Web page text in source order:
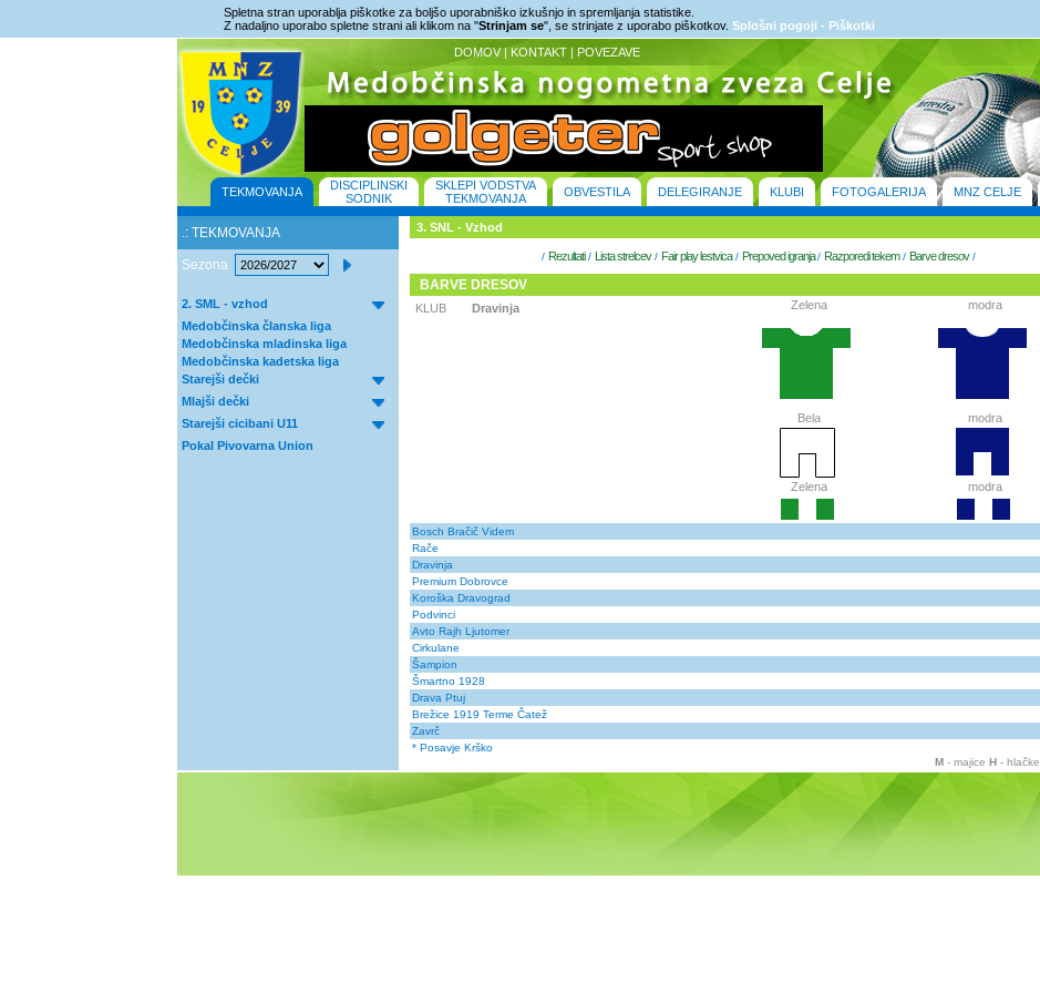
Spletna stran uporablja piškotke za boljšo uporabniško izkušnjo in spremljanja statistike.
Z nadaljno uporabo spletne strani ali klikom na "Strinjam se", se strinjate z uporabo piškotkov. Splošni pogoji - Piškotki
DOMOV | KONTAKT | POVEZAVE
TEKMOVANJA
DISCIPLINSKI
SODNIK
SKLEPI VODSTVA
TEKMOVANJA
OBVESTILA DELEGIRANJE KLUBI FOTOGALERIJA MNZ CELJE
.: TEKMOVANJA
Sezona
2. SML - vzhod
Medobčinska članska liga
Medobčinska mladinska liga
Medobčinska kadetska liga
Starejši dečki
Mlajši dečki
Starejši cicibani U11
Pokal Pivovarna Union
3. SNL - Vzhod
/ Rezultati/ Lista strelcev/ Fair play lestvica/ Prepoved igranja/ Razporedi tekem/ Barve dresov/
BARVE DRESOV
KLUB Dravinja Zelena
Bela
Zelena
modra
modra
modra
Bosch Bračič Videm
Rače
Dravinja
Premium Dobrovce
Koroška Dravograd
Podvinci
Avto Rajh Ljutomer
Cirkulane
Šampion
Šmartno 1928
Drava Ptuj
Brežice 1919 Terme Čatež
Zavrč
* Posavje Krško
M - majice H - hlačke